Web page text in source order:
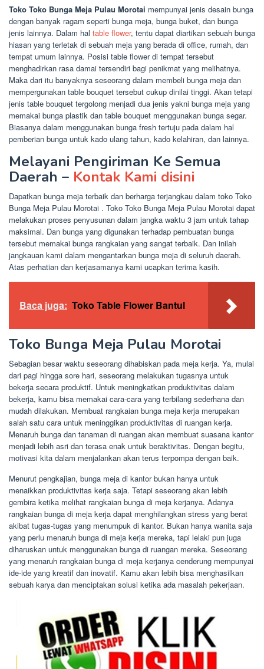
Toko Toko Bunga Meja Pulau Morotai mempunyai jenis desain bunga
dengan banyak ragam seperti bunga meja, bunga buket, dan bunga
jenis lainnya. Dalam hal table flower, tentu dapat diartikan sebuah bunga
hiasan yang terletak di sebuah meja yang berada di office, rumah, dan
tempat umum lainnya. Posisi table flower di tempat tersebut
menghadirkan rasa damai tersendiri bagi penikmat yang melihatnya.
Maka dari itu banyaknya seseorang dalam membeli bunga meja dan
mempergunakan table bouquet tersebut cukup dinilai tinggi. Akan tetapi
jenis table bouquet tergolong menjadi dua jenis yakni bunga meja yang
memakai bunga plastik dan table bouquet menggunakan bunga segar.
Biasanya dalam menggunakan bunga fresh tertuju pada dalam hal
pemberian bunga untuk kado ulang tahun, kado kelahiran, dan lainnya.
Melayani Pengiriman Ke Semua
Daerah – Kontak Kami disini
Dapatkan bunga meja terbaik dan berharga terjangkau dalam toko Toko
Bunga Meja Pulau Morotai . Toko Toko Bunga Meja Pulau Morotai dapat
melakukan proses penyusunan dalam jangka waktu 3 jam untuk tahap
maksimal. Dan bunga yang digunakan terhadap pembuatan bunga
tersebut memakai bunga rangkaian yang sangat terbaik. Dan inilah
jangkauan kami dalam mengantarkan bunga meja di seluruh daerah.
Atas perhatian dan kerjasamanya kami ucapkan terima kasih.
Baca juga: Toko Table Flower Bantul
Toko Bunga Meja Pulau Morotai
Sebagian besar waktu seseorang dihabiskan pada meja kerja. Ya, mulai
dari pagi hingga sore hari, seseorang melakukan tugasnya untuk
bekerja secara produktif. Untuk meningkatkan produktivitas dalam
bekerja, kamu bisa memakai cara-cara yang terbilang sederhana dan
mudah dilakukan. Membuat rangkaian bunga meja kerja merupakan
salah satu cara untuk meninggikan produktivitas di ruangan kerja.
Menaruh bunga dan tanaman di ruangan akan membuat suasana kantor
menjadi lebih asri dan terasa enak untuk beraktivitas. Dengan begitu,
motivasi kita dalam menjalankan akan terus terpompa dengan baik.
Menurut pengkajian, bunga meja di kantor bukan hanya untuk
menaikkan produktivitas kerja saja. Tetapi seseorang akan lebih
gembira ketika melihat rangkaian bunga di meja kerjanya. Adanya
rangkaian bunga di meja kerja dapat menghilangkan stress yang berat
akibat tugas-tugas yang menumpuk di kantor. Bukan hanya wanita saja
yang perlu menaruh bunga di meja kerja mereka, tapi lelaki pun juga
diharuskan untuk menggunakan bunga di ruangan mereka. Seseorang
yang menaruh rangkaian bunga di meja kerjanya cenderung mempunyai
ide-ide yang kreatif dan inovatif. Kamu akan lebih bisa menghasilkan
sebuah karya dan menciptakan solusi ketika ada masalah pekerjaan.